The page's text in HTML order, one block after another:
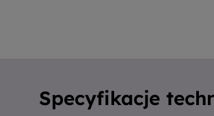
Specyfikacje